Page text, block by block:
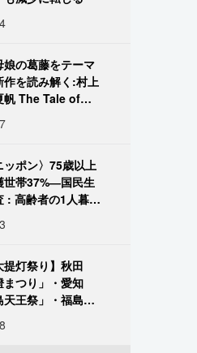
娘の葛藤をテーマ
作を読み解く:村上
帆 The Tale of
ッポン〉75歳以上
世帯37%―国民生
: 高齢者の1人暮ら
提灯祭り】秋田
まつり」・愛知
天王祭」・福島
夜空を照らす光